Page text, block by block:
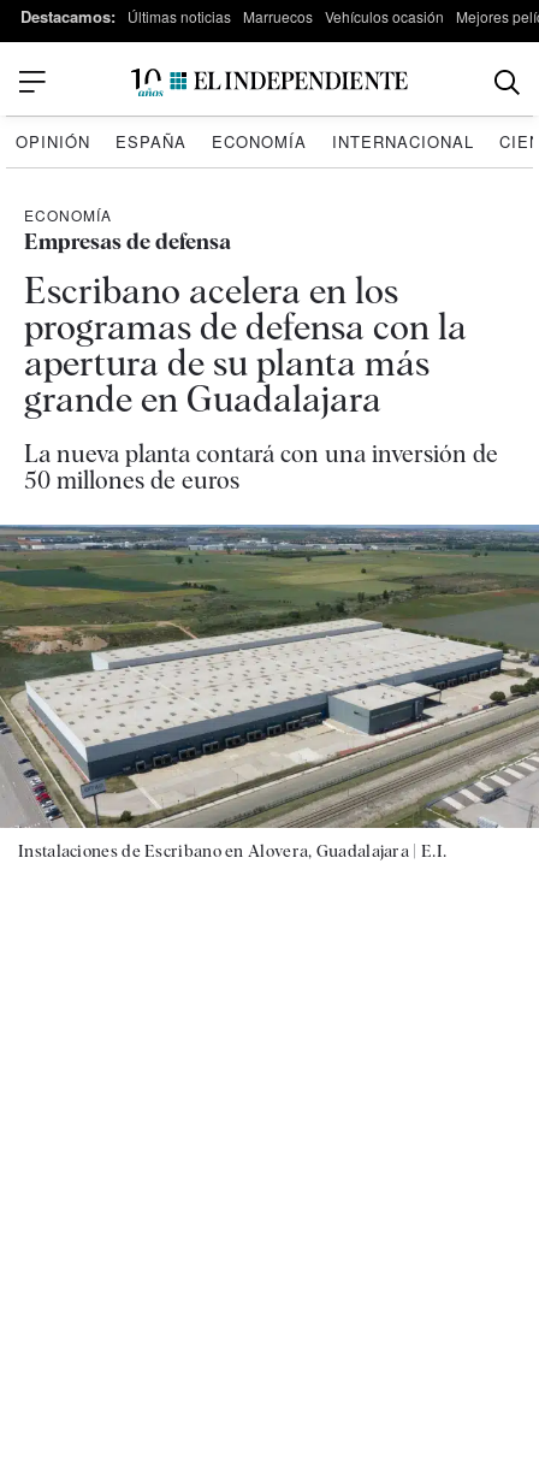
Destacamos: Últimas noticias Marruecos Vehículos ocasión Mejores
OPINIÓN ESPAÑA ECONOMÍA INTERNACIONAL
ECONOMÍA
Empresas de defensa
Escribano acelera en los
programas de defensa con la
apertura de su planta más
grande en Guadalajara
La nueva planta contará con una inversión de
50 millones de euros
Instalaciones de Escribano en Alovera, Guadalajara | E.I.